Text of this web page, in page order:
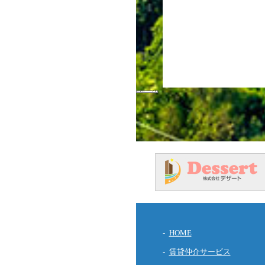
HOME
賃貸仲介サービス